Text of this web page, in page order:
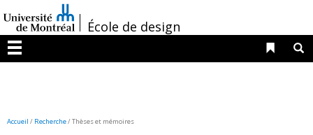
au
contenu
/École de design
Menu
Liens
Accueil / Recherche/Thèses et mémoires